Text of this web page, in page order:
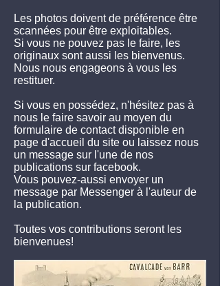
Les photos doivent de préférence être
scannées pour être exploitables.
Si vous ne pouvez pas le faire, les
originaux sont aussi les bienvenus.
Nous nous engageons à vous les
restituer.
Si vous en possédez, n'hésitez pas à
nous le faire savoir au moyen du
formulaire de contact disponible en
page d'accueil du site ou laissez nous
un message sur l'une de nos
publications sur facebook.
Vous pouvez-aussi envoyer un
message par Messenger à l'auteur de
la publication.
Toutes vos contributions seront les
bienvenues!